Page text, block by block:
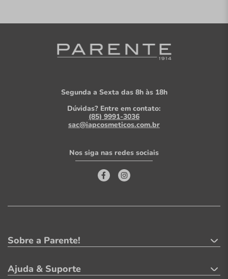
Segunda a Sexta das 8h às 18h
Dúvidas? Entre em contato:
(85) 9991-3036
sac@iapcosmeticos.com.br
Nos siga nas redes sociais
Sobre a Parente!
Ajuda & Suporte